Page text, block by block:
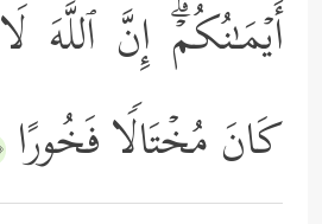
أَیۡمَـٰنُكُمۡۗ إِنَّ
كَانَ مُخۡتَالࣰا فَخُورًا